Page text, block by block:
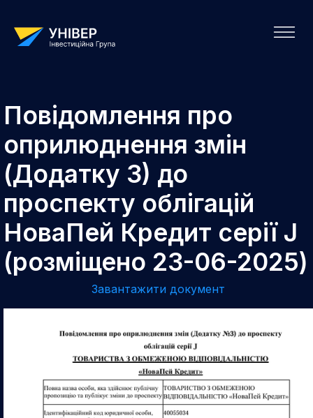
Повідомлення про
оприлюднення змін
(Додатку 3) до
проспекту облігацій
НоваПей Кредит серії J
(розміщено 23-06-2025)
Завантажити документ